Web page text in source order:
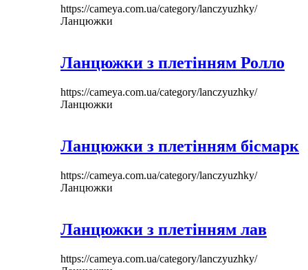
https://cameya.com.ua/category/lanczyuzhky/
Ланцюжки
Ланцюжки з плетінням Ролло
https://cameya.com.ua/category/lanczyuzhky/
Ланцюжки
Ланцюжки з плетінням бісмарк
https://cameya.com.ua/category/lanczyuzhky/
Ланцюжки
Ланцюжки з плетінням лав
https://cameya.com.ua/category/lanczyuzhky/